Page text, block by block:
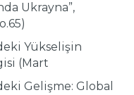
Ukrayna”,
Yükselişin
(Mart
Gelişme: Global